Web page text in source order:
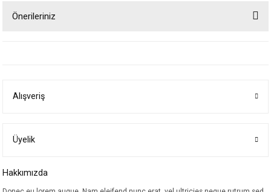
Önerileriniz
Ürün bilgilerinde hatalar bulunuyor.
Bu ürüne benzer farklı alternatifler olmalı.
Alışveriş
Üyelik
Hakkımızda